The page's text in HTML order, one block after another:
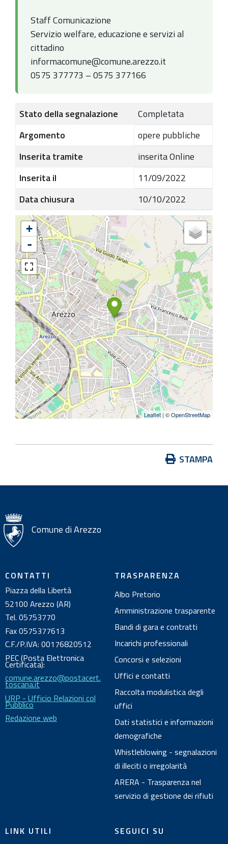
Staff Comunicazione
Servizio welfare, educazione e servizi al
cittadino
informacomune@comune.arezzo.it
0575 377773 – 0575 377166
Stato della segnalazione
Completata
Argomento
opere pubbliche
Inserita tramite
inserita Online
Inserita il
11/09/2022
Data chiusura
10/10/2022
+
-
Leaflet| ©OpenStreetMap
i
n
i
s
d
o
c
u
m
e
n
t
o
STAMPA
Comune di Arezzo
CONTATTI
Piazza della Libertà
52100 Arezzo (AR)
Tel. 05753770
Fax 0575377613
C.F./P.IVA: 00176820512
PEC (Posta Elettronica
Certificata):
comune.arezzo@postacert.
toscana.it
URP - Ufficio Relazioni col
Pubblico
Redazione web
TRASPARENZA
Albo Pretorio
Amministrazione trasparente
Bandi di gara e contratti
Incarichi professionali
Concorsi e selezioni
Uffici e contatti
Raccolta modulistica degli
uffici
Dati statistici e informazioni
demografiche
Whistleblowing - segnalazioni
di illeciti o irregolarità
ARERA - Trasparenza nel
servizio di gestione dei rifiuti
LINK UTILI
SEGUICI SU